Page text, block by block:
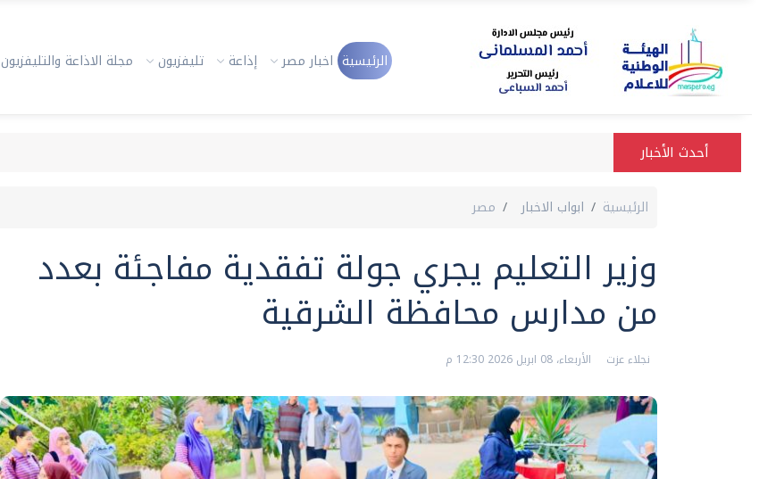
الرئيسية اخبار مصر إذاعة تليفزيون مجلة الاذاعة والتليفزيون
أحدث الأخبار
الرئيسية ابواب الاخبار مصر
وزير التعليم يجري جولة تفقدية مفاجئة بعدد
من مدارس محافظة الشرقية
نجلاء عزت الأربعاء، 08 ابريل 2026 12:30 م